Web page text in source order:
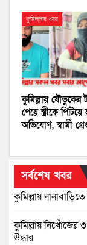
কুমিল্লার খবর
কুমিল্লায় যৌতুকের
পেয়ে স্ত্রীকে
অভিযোগ, স্বামী
সর্বশেষ খবর
কুমিল্লায়
কুমিল্লায় নিখোঁজের
উদ্ধার